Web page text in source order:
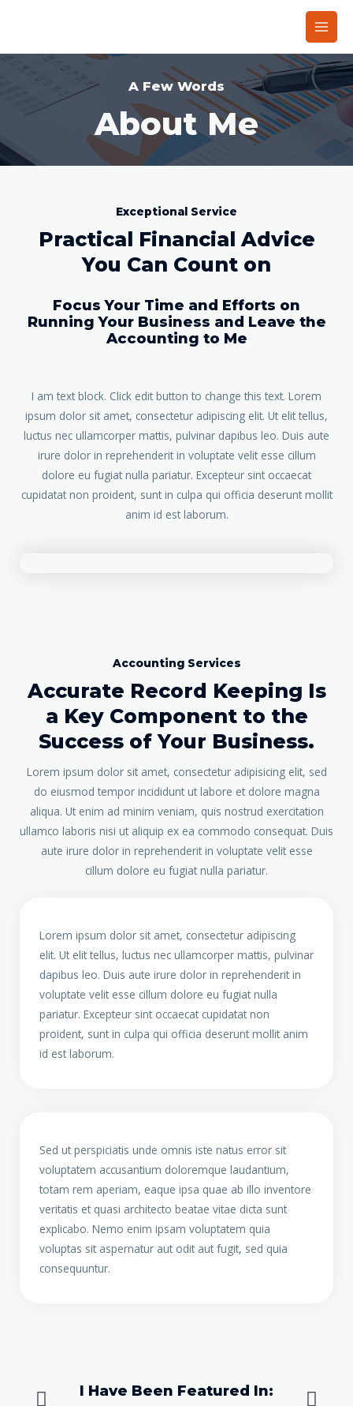
Main
A Few Words
About Me
Exceptional Service
Practical Financial Advice
You Can Count on
Focus Your Time and Efforts on
Running Your Business and Leave the
Accounting to Me
I am text block. Click edit button to change this text. Lorem
ipsum dolor sit amet, consectetur adipiscing elit. Ut elit tellus,
luctus nec ullamcorper mattis, pulvinar dapibus leo. Duis aute
irure dolor in reprehenderit in voluptate velit esse cillum
dolore eu fugiat nulla pariatur. Excepteur sint occaecat
cupidatat non proident, sunt in culpa qui officia deserunt mollit
anim id est laborum.
Accounting Services
Accurate Record Keeping Is
a Key Component to the
Success of Your Business.
Lorem ipsum dolor sit amet, consectetur adipisicing elit, sed
do eiusmod tempor incididunt ut labore et dolore magna
aliqua. Ut enim ad minim veniam, quis nostrud exercitation
ullamco laboris nisi ut aliquip ex ea commodo consequat. Duis
aute irure dolor in reprehenderit in voluptate velit esse
cillum dolore eu fugiat nulla pariatur.
Lorem ipsum dolor sit amet, consectetur adipiscing
elit. Ut elit tellus, luctus nec ullamcorper mattis, pulvinar
dapibus leo. Duis aute irure dolor in reprehenderit in
voluptate velit esse cillum dolore eu fugiat nulla
pariatur. Excepteur sint occaecat cupidatat non
proident, sunt in culpa qui officia deserunt mollit anim
id est laborum.
Sed ut perspiciatis unde omnis iste natus error sit
voluptatem accusantium doloremque laudantium,
totam rem aperiam, eaque ipsa quae ab illo inventore
veritatis et quasi architecto beatae vitae dicta sunt
explicabo. Nemo enim ipsam voluptatem quia
voluptas sit aspernatur aut odit aut fugit, sed quia
consequuntur.
I Have Been Featured In: